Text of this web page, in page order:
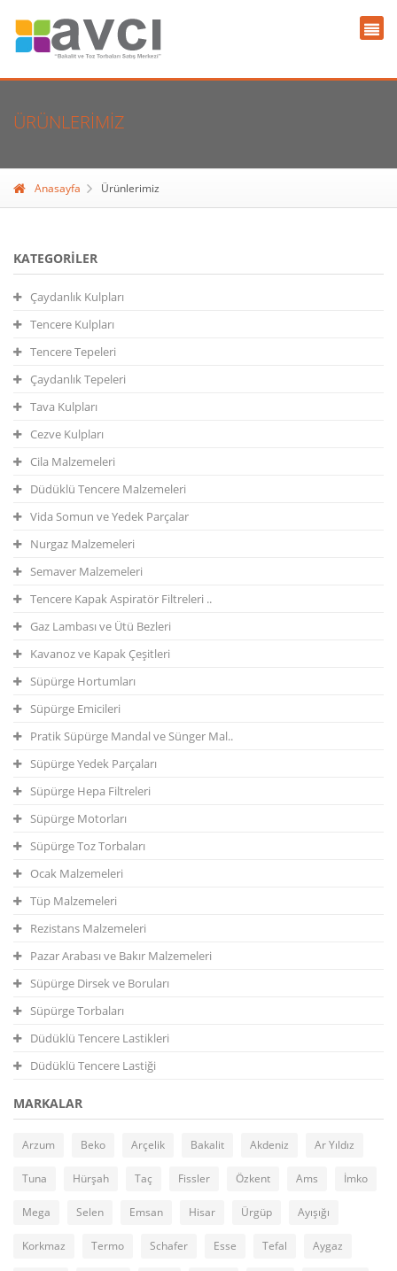
ÜRÜNLERIMIZ
Anasayfa Ürünlerimiz
KATEGORILER
Çaydanlık Kulpları
Tencere Kulpları
Tencere Tepeleri
Çaydanlık Tepeleri
Tava Kulpları
Cezve Kulpları
Cila Malzemeleri
Düdüklü Tencere Malzemeleri
Vida Somun ve Yedek Parçalar
Nurgaz Malzemeleri
Semaver Malzemeleri
Tencere Kapak Aspiratör Filtreleri ..
Gaz Lambası ve Ütü Bezleri
Kavanoz ve Kapak Çeşitleri
Süpürge Hortumları
Süpürge Emicileri
Pratik Süpürge Mandal ve Sünger Mal..
Süpürge Yedek Parçaları
Süpürge Hepa Filtreleri
Süpürge Motorları
Süpürge Toz Torbaları
Ocak Malzemeleri
Tüp Malzemeleri
Rezistans Malzemeleri
Pazar Arabası ve Bakır Malzemeleri
Süpürge Dirsek ve Boruları
Süpürge Torbaları
Düdüklü Tencere Lastikleri
Düdüklü Tencere Lastiği
MARKALAR
Arzum Beko Arçelik Bakalit Akdeniz Ar Yıldız
Tuna Hürşah Taç Fissler Özkent Ams İmko
Mega Selen Emsan Hisar Ürgüp Ayışığı
Korkmaz Termo Schafer Esse Tefal Aygaz